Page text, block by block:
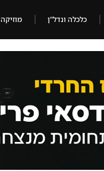
כלכלה ונדל"ן מוזיקה